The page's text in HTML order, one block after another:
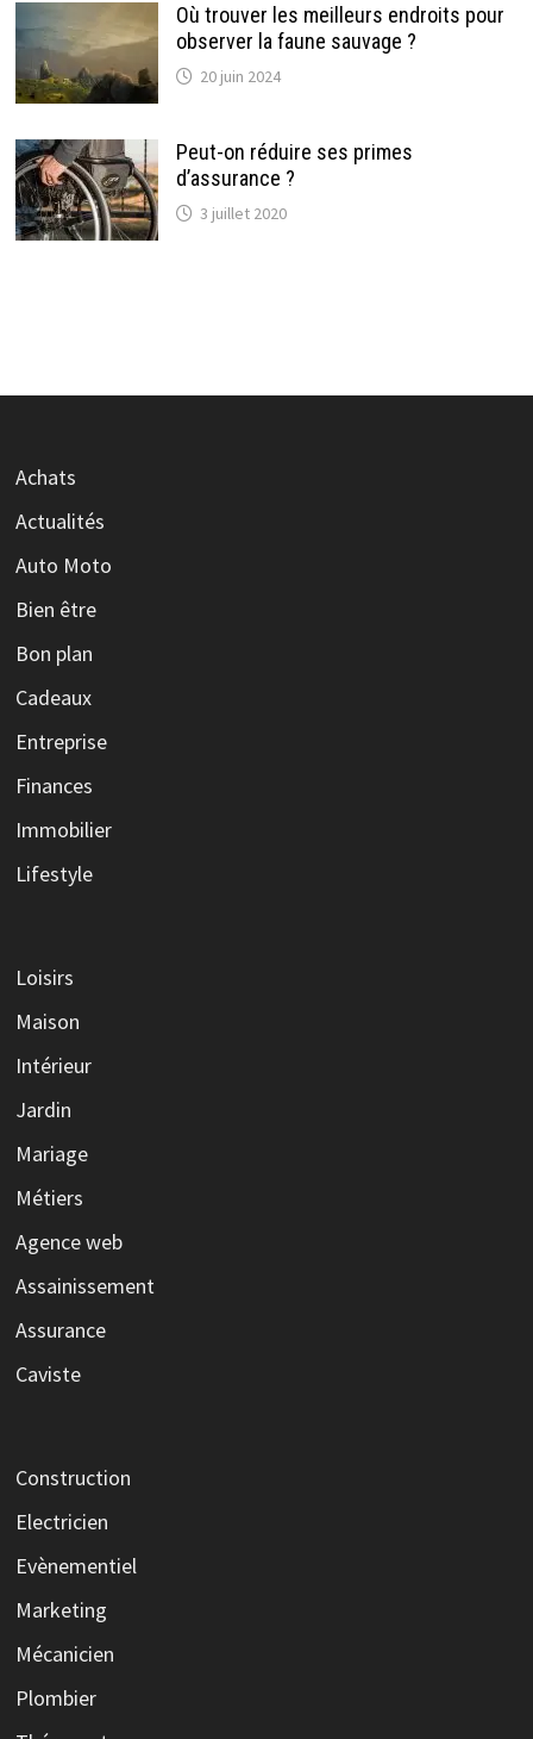
Où trouver les meilleurs endroits pour
observer la faune sauvage ?
20 juin 2024
Peut-on réduire ses primes
d’assurance ?
3 juillet 2020
Achats
Actualités
Auto Moto
Bien être
Bon plan
Cadeaux
Entreprise
Finances
Immobilier
Lifestyle
Loisirs
Maison
Intérieur
Jardin
Mariage
Métiers
Agence web
Assainissement
Assurance
Caviste
Construction
Electricien
Evènementiel
Marketing
Mécanicien
Plombier